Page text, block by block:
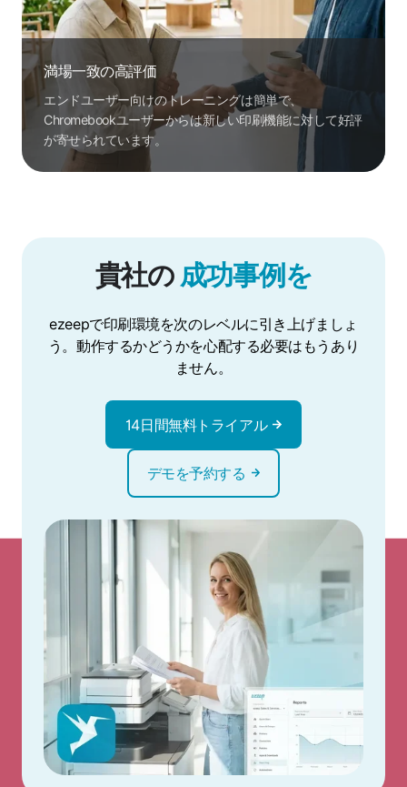
満場一致の高評価
エンドユーザー向けのトレーニングは簡単で、
Chromebookユーザーからは新しい印刷機能に対して好評
が寄せられています。
貴社の成功事例を
ezeepで印刷環境を次のレベルに引き上げましょ
う。動作するかどうかを心配する必要はもうあり
ません。
14日間無料トライアル
デモを予約する